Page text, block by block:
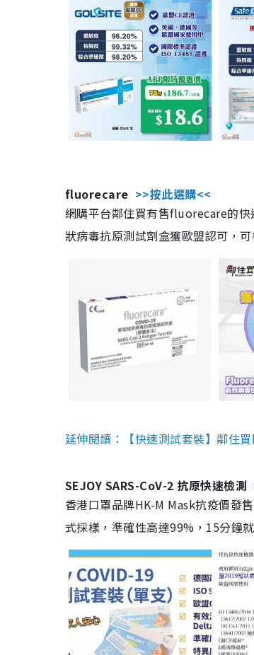
fluorecare >>按此選購<<
網購平台鄰住買有售fluorecare的
狀病毒抗原測試劑盒獲歐盟認可，
延伸閱讀：【快速測試套裝】鄰住
SEJOY SARS-CoV-2 抗原快速檢測
香港口罩品牌HK-M Mask抗疫價發
式採樣，準確性高達99%，15分鐘